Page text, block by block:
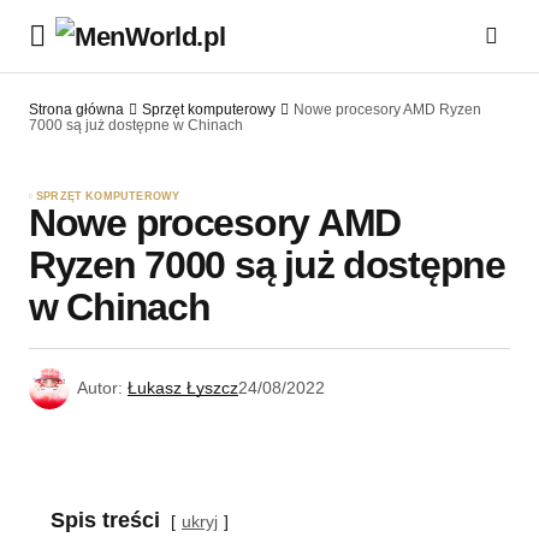
Strona główna Sprzęt komputerowy
Nowe procesory AMD Ryzen
7000 są już dostępne w Chinach
SPRZĘT KOMPUTEROWY
Nowe procesory AMD
Ryzen 7000 są już dostępne
w Chinach
Autor: Łukasz Łyszcz24/08/2022
Spis treści ukryj